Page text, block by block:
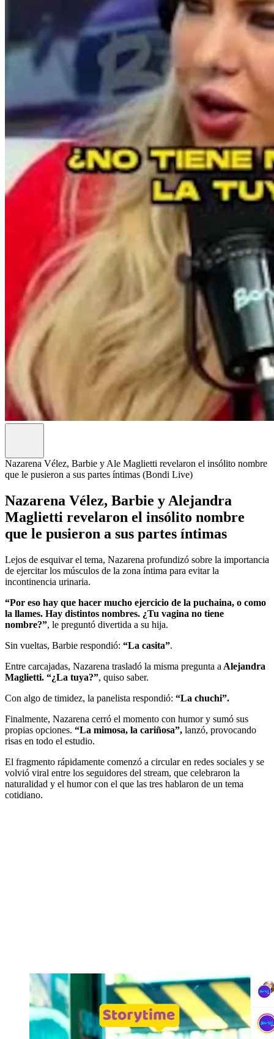
Nazarena Vélez, Barbie y Ale Maglietti revelaron el insólito nombre
que le pusieron a sus partes íntimas (Bondi Live)
Nazarena Vélez, Barbie y Alejandra
Maglietti revelaron el insólito nombre
que le pusieron a sus partes íntimas
Lejos de esquivar el tema, Nazarena profundizó sobre la importancia
de ejercitar los músculos de la zona íntima para evitar la
incontinencia urinaria.
“Por eso hay que hacer mucho ejercicio de la puchaina, o como
la llames. Hay distintos nombres. ¿Tu vagina no tiene
nombre?”, le preguntó divertida a su hija.
Sin vueltas, Barbie respondió: “La casita”.
Entre carcajadas, Nazarena trasladó la misma pregunta a Alejandra
Maglietti. “¿La tuya?”, quiso saber.
Con algo de timidez, la panelista respondió: “La chuchi”.
Finalmente, Nazarena cerró el momento con humor y sumó sus
propias opciones. “La mimosa, la cariñosa”, lanzó, provocando
risas en todo el estudio.
El fragmento rápidamente comenzó a circular en redes sociales y se
volvió viral entre los seguidores del stream, que celebraron la
naturalidad y el humor con el que las tres hablaron de un tema
cotidiano.